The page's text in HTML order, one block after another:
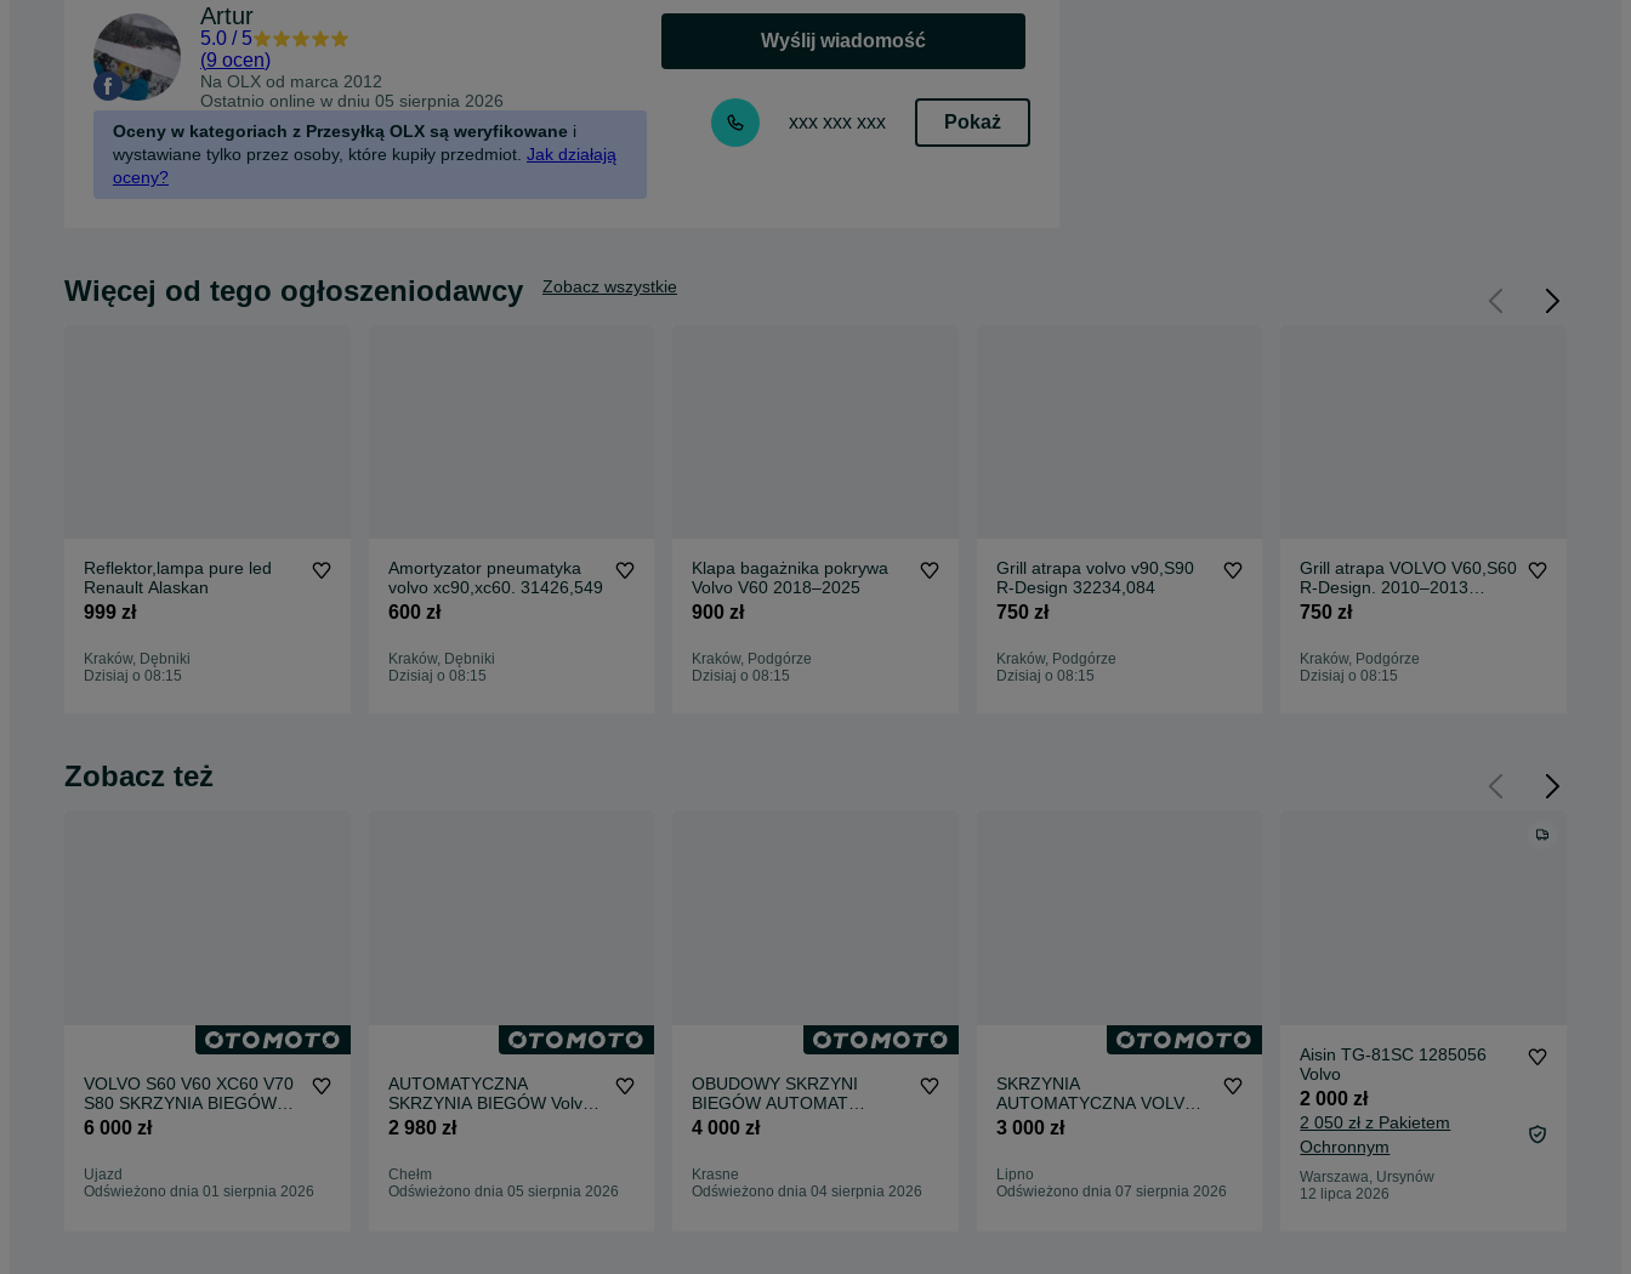
Artur
5.0 / 5
(9 ocen)
Na OLX od marca 2012
Ostatnio online w dniu 05 sierpnia 2026
Oceny w kategoriach z Przesyłką OLX są weryfikowane i
wystawiane tylko przez osoby, które kupiły przedmiot. Jak działają
oceny?
Wyślij wiadomość
xxx xxx xxx Pokaż
Więcej od tego ogłoszeniodawcy Zobacz wszystkie
Reflektor,lampa pure led
Renault Alaskan
999 zł
Kraków, Dębniki
Dzisiaj o 08:15
Amortyzator pneumatyka
volvo xc90,xc60. 31426,549
600 zł
Kraków, Dębniki
Dzisiaj o 08:15
Klapa bagażnika pokrywa
Volvo V60 2018–2025
900 zł
Kraków, Podgórze
Dzisiaj o 08:15
Grill atrapa volvo v90,S90
R-Design 32234,084
750 zł
Kraków, Podgórze
Dzisiaj o 08:15
Grill atrapa VOLVO V60,S60
R-Design. 2010–2013
oryginał
750 zł
Kraków, Podgórze
Dzisiaj o 08:15
Zobacz też
VOLVO S60 V60 XC60 V70
S80 SKRZYNIA BIEGÓW
TG-81SC 1285287 3
6 000 zł
Ujazd
Odświeżono dnia 01 sierpnia 2026
AUTOMATYCZNA
SKRZYNIA BIEGÓW Volvo
V60 II 2.0 T TURBO _ TG-
2 980 zł
Chełm
Odświeżono dnia 05 sierpnia 2026
OBUDOWY SKRZYNI
BIEGÓW AUTOMAT
TG81SC GA8F22AW
4 000 zł
Krasne
Odświeżono dnia 04 sierpnia 2026
SKRZYNIA
AUTOMATYCZNA VOLVO
V60 Cross Country 8-AUT
3 000 zł
Lipno
Odświeżono dnia 07 sierpnia 2026
Aisin TG-81SC 1285056
Volvo
2 000 zł
2 050 zł z Pakietem
Ochronnym
Warszawa, Ursynów
12 lipca 2026